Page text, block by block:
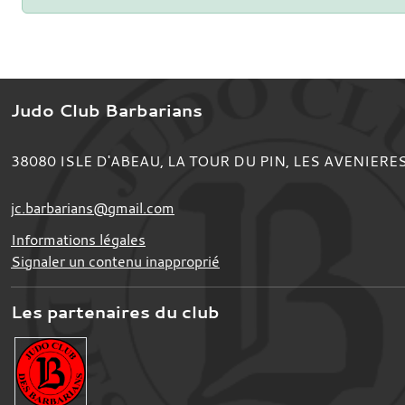
Judo Club Barbarians
38080 ISLE D'ABEAU, LA TOUR DU PIN, LES
jc.barbarians@gmail.com
Informations légales
Signaler un contenu inapproprié
Les partenaires du club